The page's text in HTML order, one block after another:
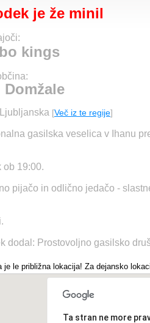
je že minil
kings
Domžale
[Več iz te regije]
gasilska veselica v Ihanu
ob 19:00.
pijačo in odlično jedačo -
dodal: Prostovoljno gasilsko
je le približna lokacija! Za dejansko
Ta stran ne more